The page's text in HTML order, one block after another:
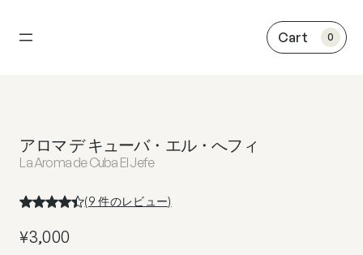
容
0
アロマ デ キューバ・エル・へフィ
La Aroma de Cuba El Jefe
(9 件のレビュー)
¥3,000